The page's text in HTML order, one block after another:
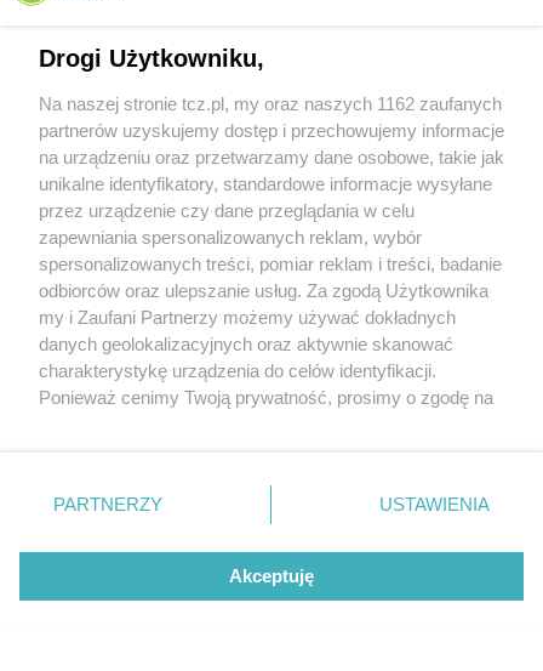
O FIRMIE POLITYKA PRYWATNOŚCI HOSTING
REKLAMA WSPÓŁPRACA RSS FACEBOOK KONTAKT
Nasze serwisy
Aktualności
Tcz24
Historia miasta
Muzyka i kultura
Archiwum wydarzeń
Zdjęcia miasta
Drogi Użytkowniku,
Na naszej stronie tcz.pl, my oraz naszych 1162 zaufanych
partnerów uzyskujemy dostęp i przechowujemy informacje
na urządzeniu oraz przetwarzamy dane osobowe, takie jak
unikalne identyfikatory, standardowe informacje wysyłane
przez urządzenie czy dane przeglądania w celu
zapewniania spersonalizowanych reklam, wybór
spersonalizowanych treści, pomiar reklam i treści, badanie
odbiorców oraz ulepszanie usług. Za zgodą Użytkownika
my i Zaufani Partnerzy możemy używać dokładnych
danych geolokalizacyjnych oraz aktywnie skanować
charakterystykę urządzenia do celów identyfikacji.
Ponieważ cenimy Twoją prywatność, prosimy o zgodę na
znajdujący się w lewym dolnym rogu strony
. Niektóre
przetwarzaniu. Preferencje będą miały zastosowania tylko
PARTNERZY USTAWIENIA
Akceptuję